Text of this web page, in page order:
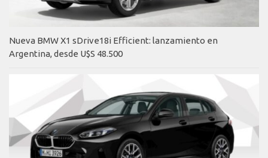
Nueva BMW X1 sDrive18i Efficient: lanzamiento en
Argentina, desde U$S 48.500